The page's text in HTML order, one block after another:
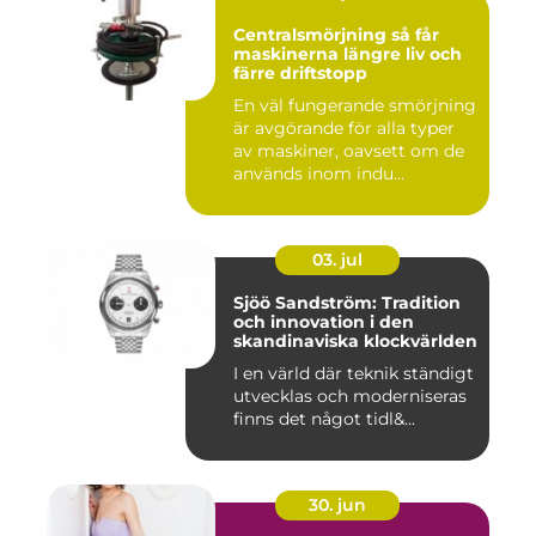
Centralsmörjning så får
maskinerna längre liv och
färre driftstopp
En väl fungerande smörjning
är avgörande för alla typer
av maskiner, oavsett om de
används inom indu...
03. jul
Sjöö Sandström: Tradition
och innovation i den
skandinaviska klockvärlden
I en värld där teknik ständigt
utvecklas och moderniseras
finns det något tidl&...
30. jun